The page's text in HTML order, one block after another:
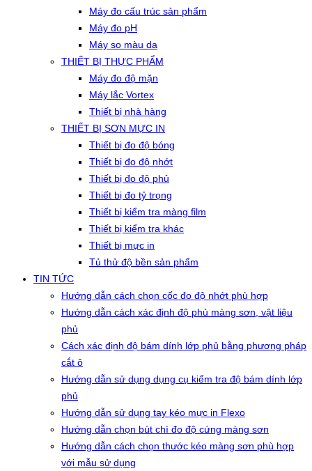
Máy đo cấu trúc sản phẩm
Máy đo pH
Máy so màu da
THIẾT BỊ THỰC PHẨM
Máy đo độ mặn
Máy lắc Vortex
Thiết bị nhà hàng
THIẾT BỊ SƠN MỰC IN
Thiết bị đo độ bóng
Thiết bị đo độ nhớt
Thiết bị đo độ phủ
Thiết bị đo tỷ trọng
Thiết bị kiểm tra màng film
Thiết bị kiểm tra khác
Thiết bị mực in
Tủ thử độ bền sản phẩm
TIN TỨC
Hướng dẫn cách chọn cốc đo độ nhớt phù hợp
Hướng dẫn cách xác định độ phủ màng sơn, vật liệu
phủ
Cách xác định độ bám dính lớp phủ bằng phương pháp
cắt ô
Hướng dẫn sử dụng dụng cụ kiểm tra độ bám dính lớp
phủ
Hướng dẫn sử dụng tay kéo mực in Flexo
Hướng dẫn chọn bút chì đo độ cứng màng sơn
Hướng dẫn cách chọn thước kéo màng sơn phù hợp
với mẫu sử dụng